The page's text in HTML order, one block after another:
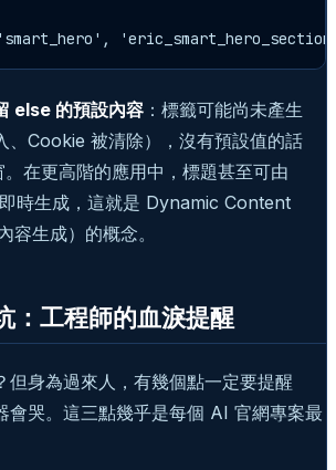
else 的預設內容 ：標籤可能尚未產生
、Cookie 被清除），沒有預設值的話
在更高階的應用中，標題甚至可由
時生成，這就是 Dynamic Content
生成）的概念。
：工程師的血淚提醒
但身為過來人，有幾個點一定要提醒
會哭。這三點幾乎是每個 AI 官網專案最